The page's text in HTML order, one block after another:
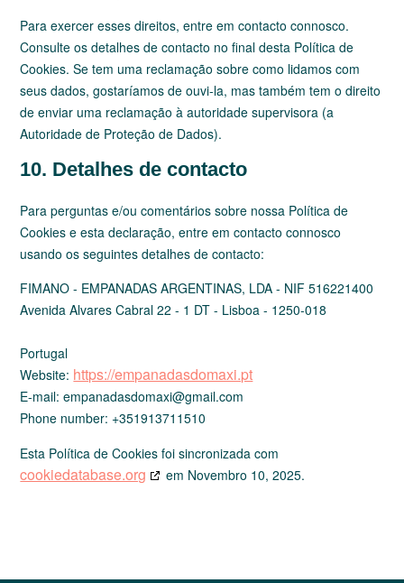
Para exercer esses direitos, entre em contacto connosco.
Consulte os detalhes de contacto no final desta Política de
Cookies. Se tem uma reclamação sobre como lidamos com
seus dados, gostaríamos de ouvi-la, mas também tem o direito
de enviar uma reclamação à autoridade supervisora (a
Autoridade de Proteção de Dados).
10. Detalhes de contacto
Para perguntas e/ou comentários sobre nossa Política de
Cookies e esta declaração, entre em contacto connosco
usando os seguintes detalhes de contacto:
FIMANO - EMPANADAS ARGENTINAS, LDA - NIF 516221400
Avenida Alvares Cabral 22 - 1 DT - Lisboa - 1250-018
Portugal
Website: https://empanadasdomaxi.pt
E-mail:empanadasdomaxi@gmail.com
Phone number: +351913711510
Esta Política de Cookies foi sincronizada com
cookiedatabase.org em Novembro 10, 2025.